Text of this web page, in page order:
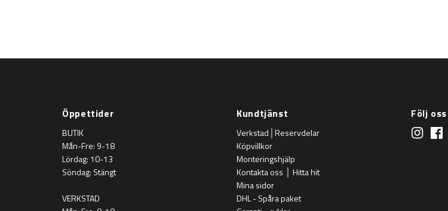
Öppettider
BUTIK
Mån-Fre: 9-18
Lördag: 10-13
Söndag: Stängt
VERKSTAD
Kundtjänst
Verkstad│Reservdelar
Köpvillkor
Monteringshjälp
Kontakta oss │ Hitta hit
Mina sidor
DHL - Spåra paket
Följ oss